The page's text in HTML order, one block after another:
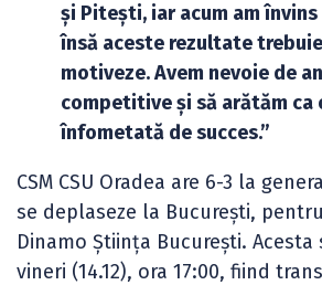
și Pitești, iar acum am învins
însă aceste rezultate
motiveze. Avem nevoie de
competitive și să arătăm ca
înfometată de succes.”
CSM CSU Oradea are 6-3 la
se deplaseze la București,
Dinamo Știința București. Acesta
vineri (14.12), ora 17:00, fiind